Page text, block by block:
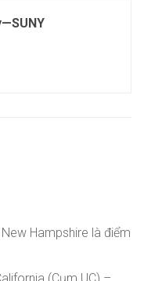
Hampshire là điểm